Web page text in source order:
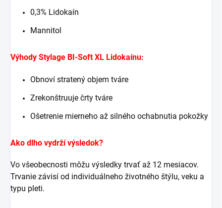
0,3% Lidokaín
Mannitol
Výhody Stylage BI-Soft XL Lidokaínu:
Obnoví stratený objem tváre
Zrekonštruuje črty tváre
Ošetrenie mierneho až silného ochabnutia pokožky
Ako dlho vydrží výsledok?
Vo všeobecnosti môžu výsledky trvať až 12 mesiacov.
Trvanie závisí od individuálneho životného štýlu, veku a
typu pleti.